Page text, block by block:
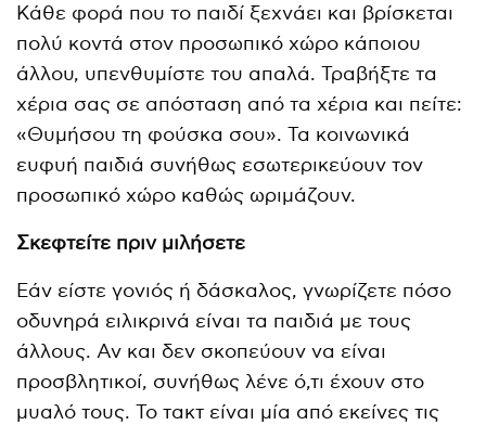
Κάθε φορά που το παιδί ξεχνάει και βρίσκεται
πολύ κοντά στον προσωπικό χώρο κάποιου
άλλου, υπενθυμίστε του απαλά. Τραβήξτε τα
χέρια σας σε απόσταση από τα χέρια και πείτε:
«Θυμήσου τη φούσκα σου». Τα κοινωνικά
ευφυή παιδιά συνήθως εσωτερικεύουν τον
προσωπικό χώρο καθώς ωριμάζουν.
Σκεφτείτε πριν μιλήσετε
Εάν είστε γονιός ή δάσκαλος, γνωρίζετε πόσο
οδυνηρά ειλικρινά είναι τα παιδιά με τους
άλλους. Αν και δεν σκοπεύουν να είναι
προσβλητικοί, συνήθως λένε ό,τι έχουν στο
μυαλό τους. Το τακτ είναι μία από εκείνες τις